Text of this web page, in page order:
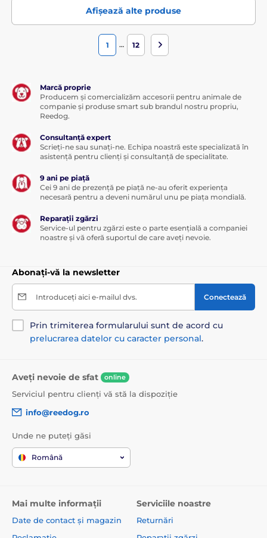
Afișează alte produse
1 … 12
Marcă proprie
Producem și comercializăm accesorii pentru animale de
companie și produse smart sub brandul nostru propriu,
Reedog.
Consultanță expert
Scrieți-ne sau sunați-ne. Echipa noastră este specializată în
asistență pentru clienți și consultanță de specialitate.
9 ani pe piață
Cei 9 ani de prezență pe piață ne-au oferit experiența
necesară pentru a deveni numărul unu pe piața mondială.
Reparații zgărzi
Service-ul pentru zgărzi este o parte esențială a companiei
noastre și vă oferă suportul de care aveți nevoie.
Abonați-vă la newsletter
Introduceți aici e-mailul dvs. Conectează
Prin trimiterea formularului sunt de acord cu
prelucrarea datelor cu caracter personal.
Aveți nevoie de sfat online
Serviciul pentru clienți vă stă la dispoziție
info@reedog.ro
Unde ne puteți găsi
Română
Mai multe informații
Date de contact și magazin
Serviciile noastre
Returnări